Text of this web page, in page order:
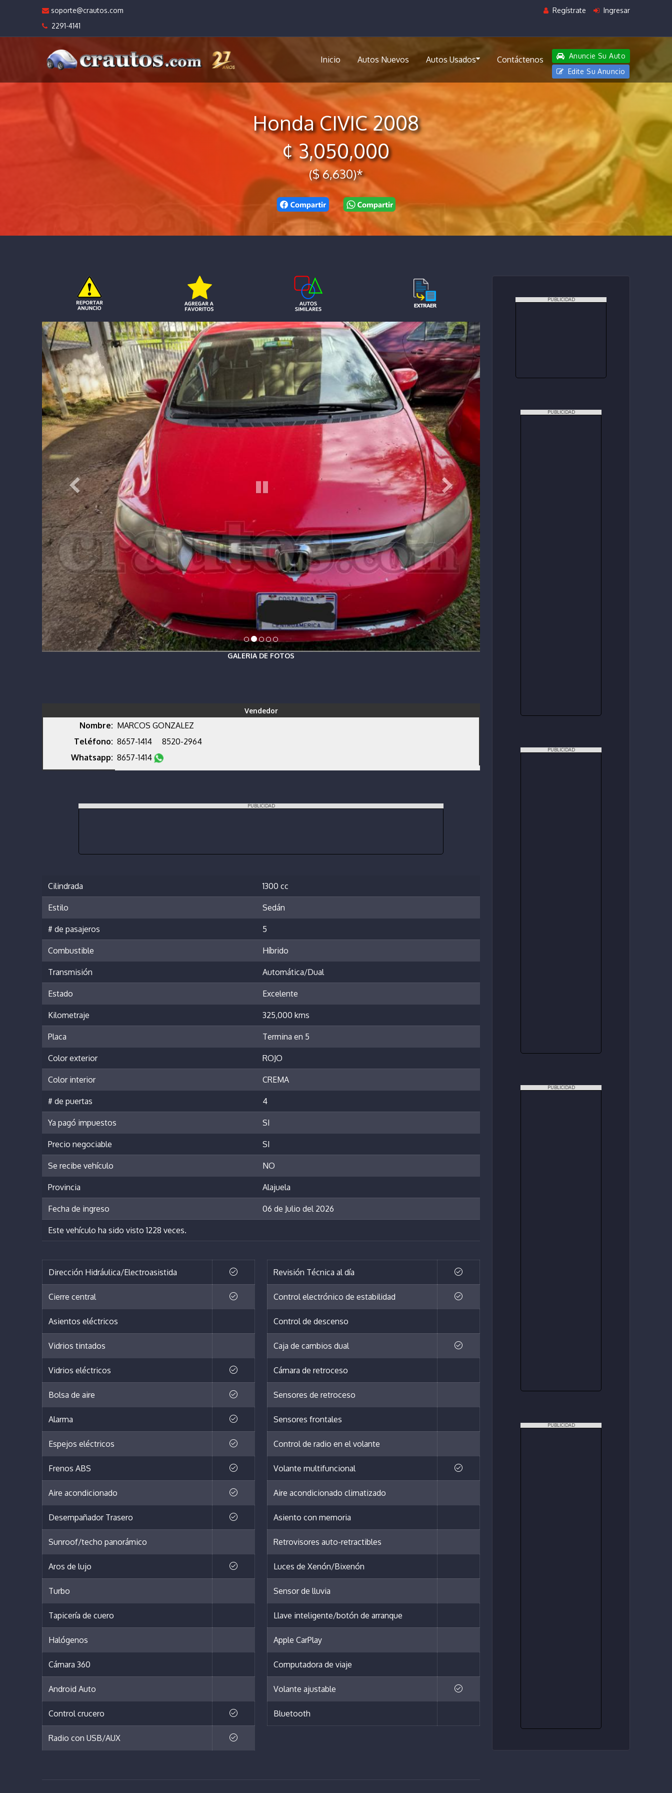
soporte@crautos.com
2291-4141
Regístrate Ingresar
Inicio Autos Nuevos Autos Usados Contáctenos
Anuncie Su Auto
Edite Su Anuncio
Honda CIVIC 2008
¢ 3,050,000
($ 6,630)*
GALERIA DE FOTOS
Vendedor
Nombre: MARCOS GONZALEZ
Teléfono: 8657-1414
8520-2964
Whatsapp: 8657-1414
PUBLICIDAD
Cilindrada 1300 cc
Estilo Sedán
# de pasajeros 5
Combustible Híbrido
Transmisión Automática/Dual
Estado Excelente
Kilometraje 325,000 kms
Placa Termina en 5
Color exterior ROJO
Color interior CREMA
# de puertas 4
Ya pagó impuestos SI
Precio negociable SI
Se recibe vehículo NO
Provincia Alajuela
Fecha de ingreso 06 de Julio del 2026
Este vehículo ha sido visto 1228 veces.
Dirección Hidráulica/Electroasistida
Cierre central
Asientos eléctricos
Vidrios tintados
Vidrios eléctricos
Bolsa de aire
Alarma
Espejos eléctricos
Frenos ABS
Aire acondicionado
Desempañador Trasero
Sunroof/techo panorámico
Aros de lujo
Turbo
Tapicería de cuero
Halógenos
Cámara 360
Android Auto
Control crucero
Radio con USB/AUX
Revisión Técnica al día
Control electrónico de estabilidad
Control de descenso
Caja de cambios dual
Cámara de retroceso
Sensores de retroceso
Sensores frontales
Control de radio en el volante
Volante multifuncional
Aire acondicionado climatizado
Asiento con memoria
Retrovisores auto-retractibles
Luces de Xenón/Bixenón
Sensor de lluvia
Llave inteligente/botón de arranque
Apple CarPlay
Computadora de viaje
Volante ajustable
Bluetooth
PUBLICIDAD
PUBLICIDAD
PUBLICIDAD
PUBLICIDAD
PUBLICIDAD